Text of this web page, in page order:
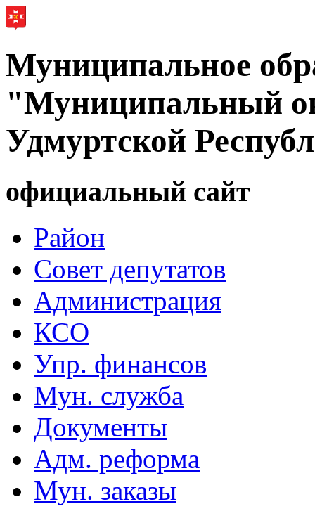
Муниципальное
"Муниципальный
Удмуртской
официальный сайт
Район
Совет депутатов
Администрация
КСО
Упр. финансов
Мун. служба
Документы
Адм. реформа
Мун. заказы